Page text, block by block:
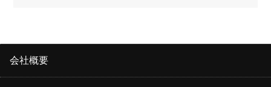
会社概要